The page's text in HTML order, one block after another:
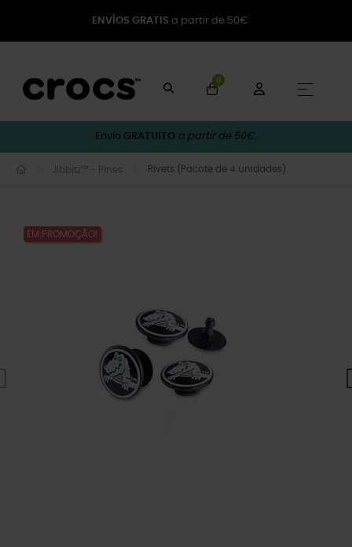
ENVÍOS GRATIS a partir de 50€
0
☰
Envio GRATUITO a partir de 50€.
Jibbitz™ - Pines Rivets (Pacote de 4 unidades)
EM PROMOÇÃO!